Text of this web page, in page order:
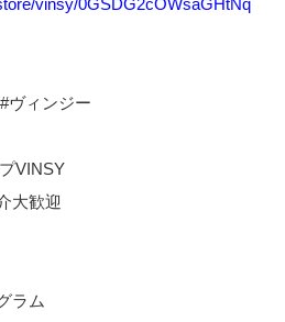
vinsy/0GSDG2cOWsaGHtNq
ヴィンジー
VINSY
大歓迎
ラム